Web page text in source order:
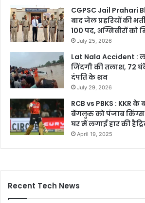
CGPSC Jail Prahari
बाद जेल प्रहरियों की
100 पद, अग्निवीरों को
July 25, 2026
Lat Nala Accident :
जिंदगी की तलाश, 72
दंपति के शव
July 29, 2026
RCB vs PBKS : KKR
बेंगलुरु को पंजाब किंग्स
घर में लगाई हार की
April 19, 2025
Recent Tech News